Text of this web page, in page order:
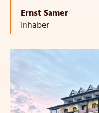
Ernst Samer
Inhaber